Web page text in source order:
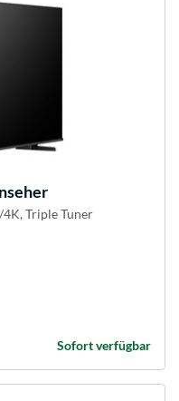
Triple Tuner
Sofort verfügbar